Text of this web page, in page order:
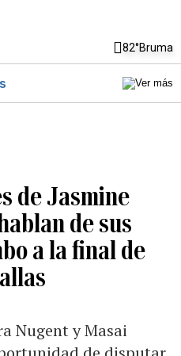
82°Bruma
de Jasmine
de sus
a la final de
Nugent y Masai